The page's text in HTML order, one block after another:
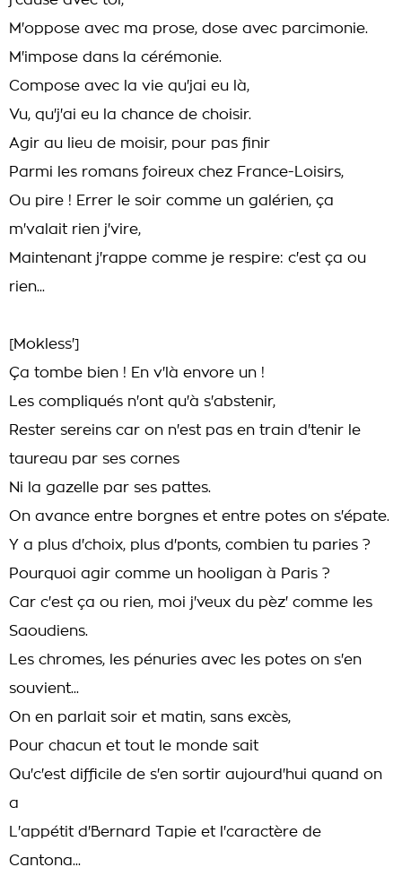
M'oppose avec ma prose, dose avec parcimonie.
M'impose dans la cérémonie.
Compose avec la vie qu'jai eu là,
Vu, qu'j'ai eu la chance de choisir.
Agir au lieu de moisir, pour pas finir
Parmi les romans foireux chez France-Loisirs,
Ou pire ! Errer le soir comme un galérien, ça
m'valait rien j'vire,
Maintenant j'rappe comme je respire: c'est ça ou
rien...
[Mokless']
Ça tombe bien ! En v'là envore un !
Les compliqués n'ont qu'à s'abstenir,
Rester sereins car on n'est pas en train d'tenir le
taureau par ses cornes
Ni la gazelle par ses pattes.
On avance entre borgnes et entre potes on s'épate.
Y a plus d'choix, plus d'ponts, combien tu paries ?
Pourquoi agir comme un hooligan à Paris ?
Car c'est ça ou rien, moi j'veux du pèz' comme les
Saoudiens.
Les chromes, les pénuries avec les potes on s'en
souvient...
On en parlait soir et matin, sans excès,
Pour chacun et tout le monde sait
Qu'c'est difficile de s'en sortir aujourd'hui quand on
a
L'appétit d'Bernard Tapie et l'caractère de
Cantona...